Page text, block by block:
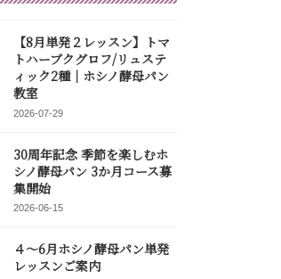
【8月単発２レッスン】トマ
トハーブクグロフ/リュステ
ィック2種｜ホシノ酵母パン
教室
2026-07-29
30周年記念 季節を楽しむホ
シノ酵母パン 3か月コース募
集開始
2026-06-15
４～6月ホシノ酵母パン単発
レッスンご案内